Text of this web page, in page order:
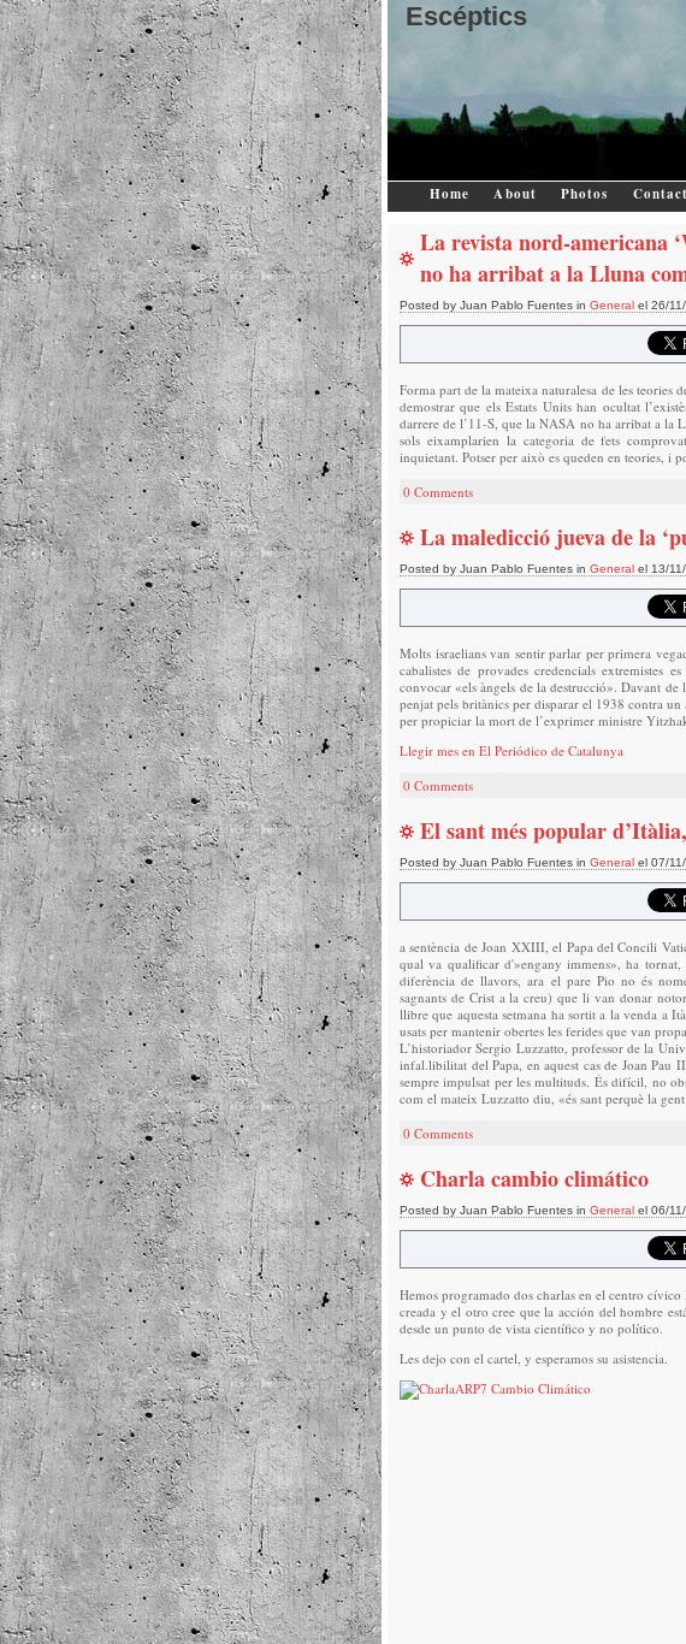
Escéptics
Home About Photos Contact
La revista nord-americana
no ha arribat a la Lluna
Posted by Juan Pablo Fuentes in General el 26/
Forma part de la mateixa naturalesa de les teories
demostrar que els Estats Units han ocultat
darrere de l’11-S, que la NASA no ha arribat a la
sols eixamplarien la categoria de fets
inquietant. Potser per això es queden en teories, i
0 Comments
La maledicció jueva de la
Posted by Juan Pablo Fuentes in General el 13/
Molts israelians van sentir parlar per primera
cabalistes de provades credencials
convocar «els àngels de la destrucció». Davant
penjat pels britànics per disparar el 1938 contra
per propiciar la mort de l’exprimer ministre
Llegir mes en El Periódico de Catalunya
0 Comments
El sant més popular
Posted by Juan Pablo Fuentes in General el 07/
a sentència de Joan XXIII, el Papa del Concili
qual va qualificar d'»engany immens», ha
diferència de llavors, ara el pare Pio no és
sagnants de Crist a la creu) que li van donar
llibre que aquesta setmana ha sortit a la venda a
usats per mantenir obertes les ferides que van
L’historiador Sergio Luzzatto, professor de la
infal.libilitat del Papa, en aquest cas de Joan
sempre impulsat per les multituds. És difícil, no
com el mateix Luzzatto diu, «és sant perquè la
0 Comments
Charla cambio climático
Posted by Juan Pablo Fuentes in General el 06/
Hemos programado dos charlas en el centro
creada y el otro cree que la acción del hombre
desde un punto de vista científico y no político.
Les dejo con el cartel, y esperamos su asistencia.